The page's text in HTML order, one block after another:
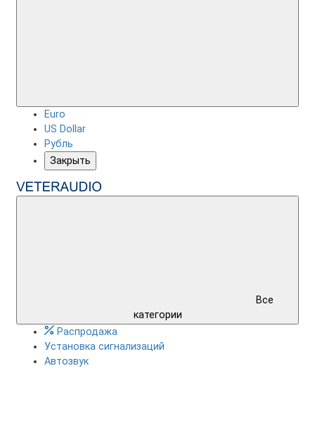
Euro
US Dollar
Рубль
Закрыть
Все
категории
Распродажа
Установка сигнализаций
Автозвук